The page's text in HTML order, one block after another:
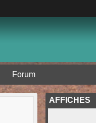
Forum
AFFICHES